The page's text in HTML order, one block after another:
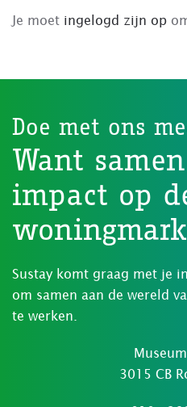
Je moet ingelogd zijn op
Doe met ons
Want
impact op
Sustay komt graag met je
om samen aan de wereld
te werken.
3015 CB